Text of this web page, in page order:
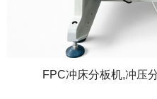
FPC冲床分板机,冲压